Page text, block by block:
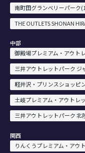
南町田グランベリーパーク
THE OUTLETS SHONAN
中部
御殿場プレミアム・アウト
三井アウトレットパーク ジ
軽井沢・プリンスショッピ
土岐プレミアム・アウトレ
三井アウトレットパーク 北
関西
りんくうプレミアム・アウ